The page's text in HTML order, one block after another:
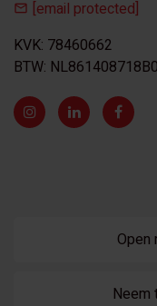
[email protected]
KVK: 78460662
BTW:
Open
Neem